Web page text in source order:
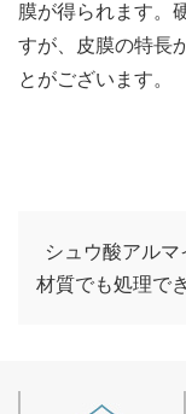
膜が得られます。
すが、皮膜の特長
とがございます。
シュウ酸アル
材質でも処理で